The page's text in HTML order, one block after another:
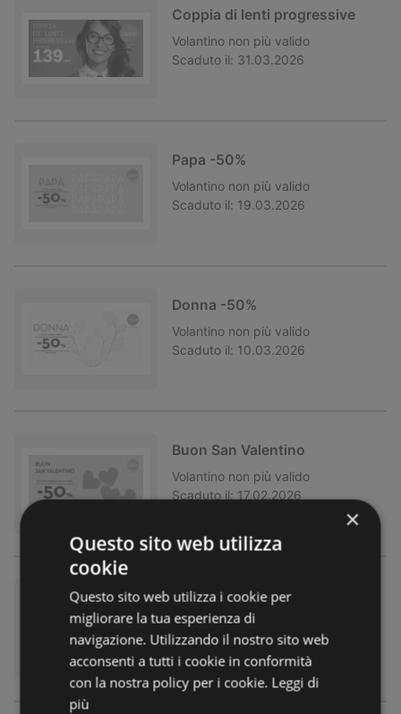
Coppia di lenti progressive
Volantino non più valido
Scaduto il: 31.03.2026
Papa -50%
Volantino non più valido
Scaduto il: 19.03.2026
Donna -50%
Volantino non più valido
Scaduto il: 10.03.2026
Buon San Valentino
Volantino non più valido
Scaduto il: 17.02.2026
Saldi 50%
Volantino non più valido
Scaduto il:
31.01.2026
×
Questo sito web utilizza
cookie
Questo sito web utilizza i cookie per
migliorare la tua esperienza di
navigazione. Utilizzando il nostro sito web
acconsenti a tutti i cookie in conformità
con la nostra policy per i cookie. Leggi di
più